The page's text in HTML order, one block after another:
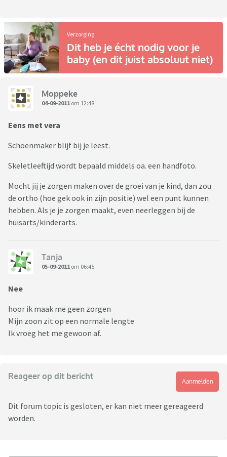
Verzorging
Dit heb je écht nodig voor je
baby (en dit juist absoluut niet)
Moppeke
04-09-2011 om 12:48
Eens met vera
Schoenmaker blijf bij je leest.
Skeletleeftijd wordt bepaald middels oa. een handfoto.
Mocht jij je zorgen maken over de groei van je kind, dan zou
de ortho (hoe gek ook in zijn positie) wel een punt kunnen
hebben. Als je je zorgen maakt, even neerleggen bij de
huisarts/kinderarts.
Tanja
05-09-2011 om 06:45
Nee
hoor ik maak me geen zorgen
Mijn zoon zit op een normale lengte
Ik vroeg het me gewoon af.
Reageer op dit bericht
Aanmelden
Dit forum topic is gesloten, er kan niet meer gereageerd
worden.